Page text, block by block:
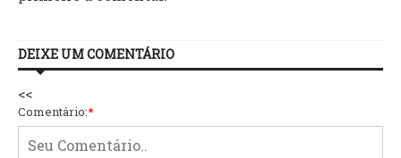
DEIXE UM COMENTÁRIO
<<
Comentário:*